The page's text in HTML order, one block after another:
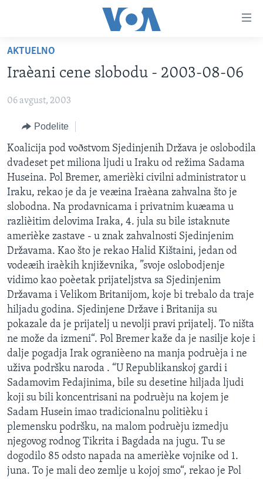
glavni
sadržaj
na
navigaciju
Idi
na
pretragu
AMERIKA
BALKAN
GLOBALNE TEME
EKONOMIJA
NAUKA I TEHNOLOGIJA
MEDICINA
KULTURA
DRUŠTVO
SPORT
INTERVJU
TV PROGRAM
OTVORENI STUDIO
IZ AMERIKE
Learning English
PRATITE NAS
Jezici
AKTUELNO
Iraèani cene slobodu - 2003-08-06
06 avgust, 2003
Podelite
Koalicija pod voðstvom Sjedinjenih Država je oslobodila
dvadeset pet miliona ljudi u Iraku od režima Sadama
Huseina. Pol Bremer, amerièki civilni administrator u
Iraku, rekao je da je veæina Iraèana zahvalna što je
slobodna. Na prodavnicama i privatnim kuæama u
razlièitim delovima Iraka, 4. jula su bile istaknute
amerièke zastave - u znak zahvalnosti Sjedinjenim
Državama. Kao što je rekao Halid Kištaini, jedan od
vodeæih iraèkih književnika, ”svoje oslobodjenje
vidimo kao poèetak prijateljstva sa Sjedinjenim
Državama i Velikom Britanijom, koje bi trebalo da traje
hiljadu godina. Sjedinjene Države i Britanija su
pokazale da je prijatelj u nevolji pravi prijatelj. To ništa
ne može da izmeni“. Pol Bremer kaže da je nasilje koje i
dalje pogadja Irak ogranièeno na manja podruèja i ne
uživa podršku naroda . “U Republikanskoj gardi i
Sadamovim Fedajinima, bile su desetine hiljada ljudi
koji su bili koncentrisani na podruèju na kojem je
Sadam Husein imao tradicionalnu politièku i
plemensku podršku, na malom podruèju izmedju
njegovog rodnog Tikrita i Bagdada na jugu. Tu se
dogodilo 85 odsto napada na amerièke vojnike od 1.
juna. To je mali deo zemlje u kojoj smo“, rekao je Pol